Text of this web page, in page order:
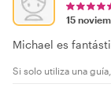
15
Michael es
Si solo utiliza una